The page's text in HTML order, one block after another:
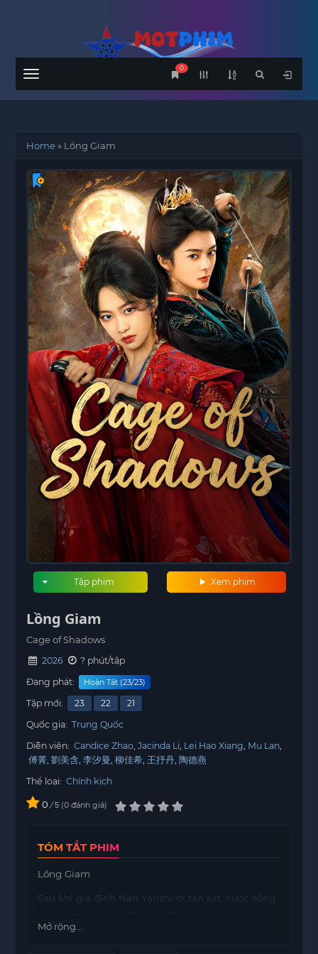
Menu
0
Home» Lồng Giam
Xem phim
Tập phim
Lồng Giam
Cage of Shadows
2026
? phút/tập
Đang phát:
Hoàn Tất (23/23)
Tập mới: 23 22
21
Quốc gia: Trung Quốc
Diễn viên: Candice Zhao Jacinda Li Lei Hao Xiang Mu Lan
傅菁 劉美含 李汐曼 柳佳希 王抒丹 陶德燕
Thể loại: Chính kịch
0 / 5 0 đánh giá
TÓM TẮT PHIM
Lồng Giam
Sau khi gia đình Nan Yanzhi bị tàn sát, cuộc sống
gái của một người thợ thủ công, cô không chỉ
Mở rộng...